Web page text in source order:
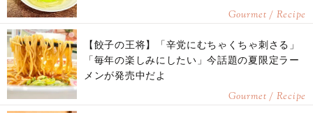
Gourmet / Recipe
【餃子の王将】「辛党にむちゃくちゃ刺さる」
「毎年の楽しみにしたい」今話題の夏限定ラー
メンが発売中だよ
Gourmet / Recipe